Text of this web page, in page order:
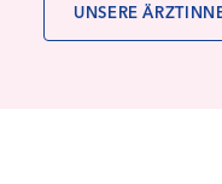
UNSERE